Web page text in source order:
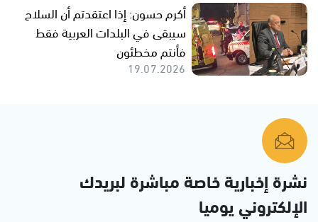
أكرم حسون: إذا اعتقدتم أن السلاح
سيبقى في البلدات العربية فقط
فأنتم مخطئون
19.07.2026
نشرة إخبارية خاصة مباشرة لبريدك
الإلكتروني يوميا